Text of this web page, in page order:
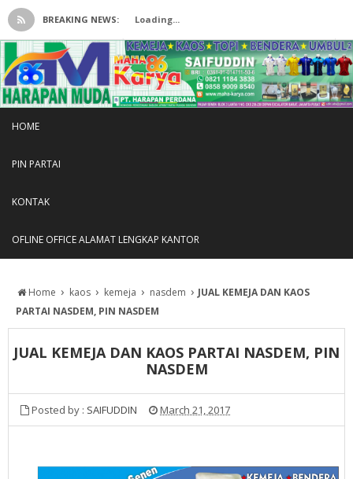
BREAKING NEWS: Loading...
HOME
PIN PARTAI
KONTAK
OFLINE OFFICE ALAMAT LENGKAP KANTOR
Home › kaos › kemeja › nasdem › JUAL KEMEJA DAN KAOS
PARTAI NASDEM, PIN NASDEM
JUAL KEMEJA DAN KAOS PARTAI NASDEM, PIN
NASDEM
Posted by : SAIFUDDIN March 21, 2017